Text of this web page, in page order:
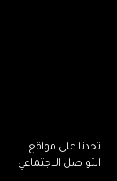
تجدنا على مواقع
التواصل الاجتماعي